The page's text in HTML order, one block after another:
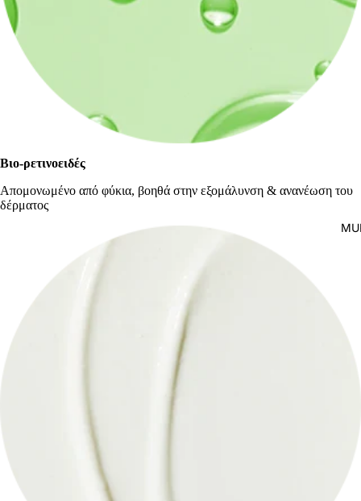
Βιο-ρετινοειδές
Απομονωμένο από φύκια, βοηθά στην εξομάλυνση & ανανέωση του
δέρματος